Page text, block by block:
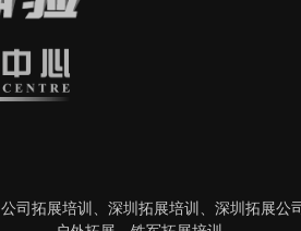
公司拓展培训 、 深圳拓展培训 、 深圳拓展公